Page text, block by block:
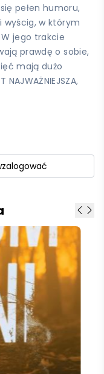
pełen humoru,
wyścig, w którym
jego trakcie
prawdę o sobie,
mają dużo
zalogować